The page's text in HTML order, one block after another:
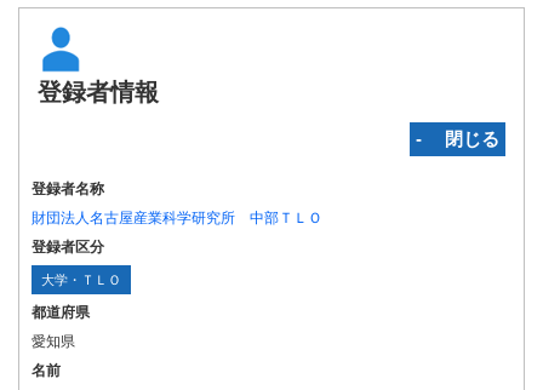
登録者情報
‐ 閉じる
登録者名称
財団法人名古屋産業科学研究所 中部ＴＬＯ
登録者区分
大学・ＴＬＯ
都道府県
愛知県
名前